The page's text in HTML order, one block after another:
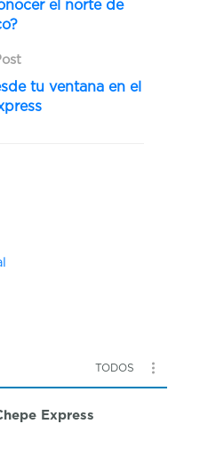
el norte de
tu ventana en el
TODOS
Express